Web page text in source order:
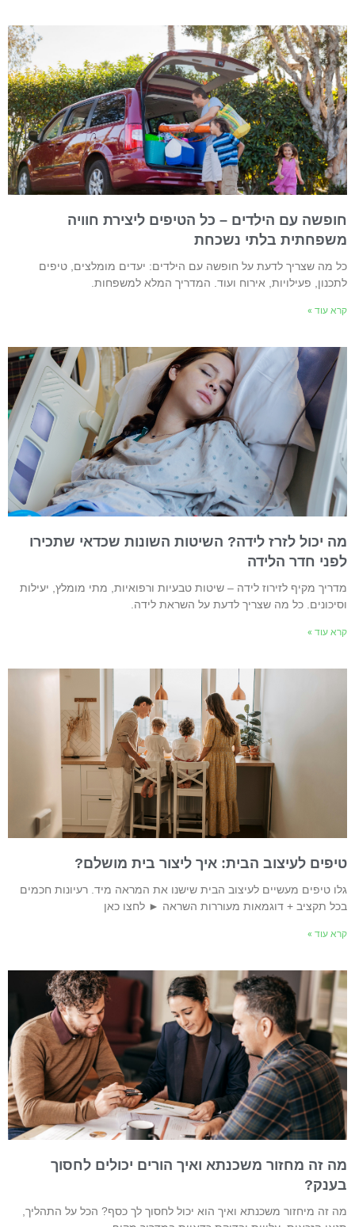
עם הילדים – כל הטיפים ליצירת חוויה
בלתי נשכחת
מה שצריך לדעת על חופשה עם הילדים: יעדים מומלצים, טיפים
פעילויות, אירוח ועוד. המדריך המלא למשפחות.
עוד »
יכול לזרז לידה? השיטות השונות שכדאי שתכירו
חדר הלידה
מקיף לזירוז לידה – שיטות טבעיות ורפואיות, מתי מומלץ, יעילות
כל מה שצריך לדעת על השראת לידה.
עוד »
לעיצוב הבית: איך ליצור בית מושלם?
טיפים מעשיים לעיצוב הבית שישנו את המראה מיד. רעיונות חכמים
תקציב + דוגמאות מעוררות השראה ► לחצו כאן
עוד »
זה מחזור משכנתא ואיך הורים יכולים לחסוך
זה מיחזור משכנתא ואיך הוא יכול לחסוך לך כסף? הכל על התהליך,